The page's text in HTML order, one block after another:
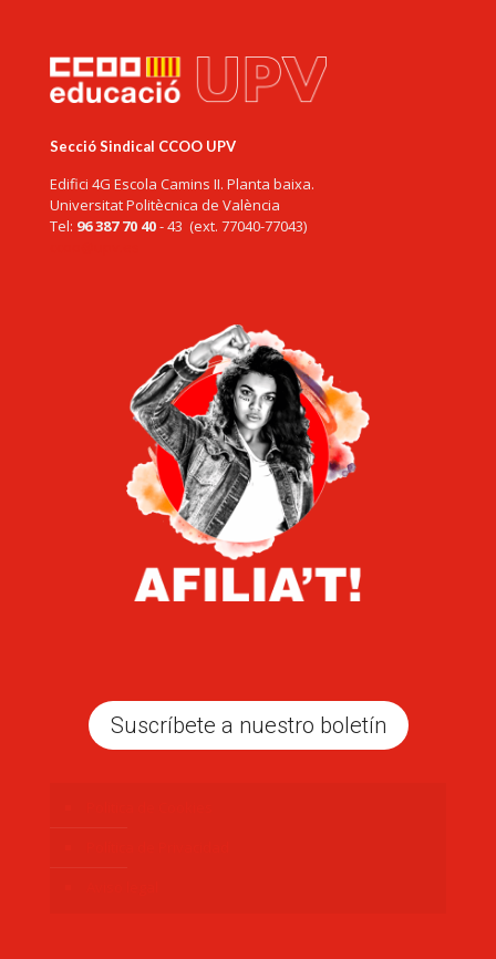
Secció Sindical CCOO UPV
Edifici 4G Escola Camins II. Planta baixa.
Universitat Politècnica de València
Tel: 96 387 70 40- 43 (ext. 77040-77043)
Suscríbete a nuestro boletín